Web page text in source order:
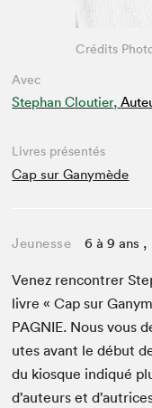
Avec
Stephan Cloutier,
Crédits
Livres présentés
Cap sur Ganymède
Jeunesse 6 à 9 ans ,
Venez ren­con­tr­er
livre « Cap sur
PAG­NIE. Nous vous
utes avant le début
du kiosque indiqué
d’auteurs et